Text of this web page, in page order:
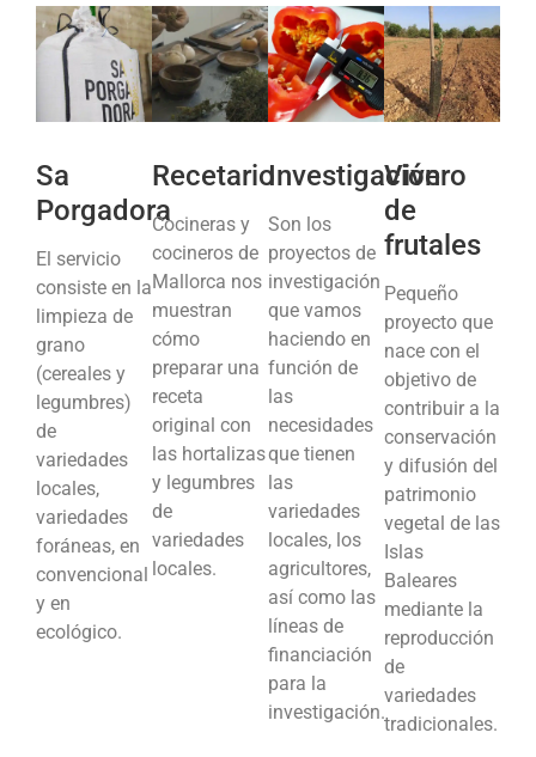
Sa
Porgadora
El servicio
consiste en la
limpieza de
grano
(cereales y
legumbres)
de
variedades
locales,
variedades
foráneas, en
convencional
y en
ecológico.
Recetario
Cocineras y
cocineros de
Mallorca nos
muestran
cómo
preparar una
receta
original con
las hortalizas
y legumbres
de
variedades
locales.
Investigación
Son los
proyectos de
investigación
que vamos
haciendo en
función de
las
necesidades
que tienen
las
variedades
locales, los
agricultores,
así como las
líneas de
financiación
para la
investigación.
Vivero
de
frutales
Pequeño
proyecto que
nace con el
objetivo de
contribuir a la
conservación
y difusión del
patrimonio
vegetal de las
Islas
Baleares
mediante la
reproducción
de
variedades
tradicionales.